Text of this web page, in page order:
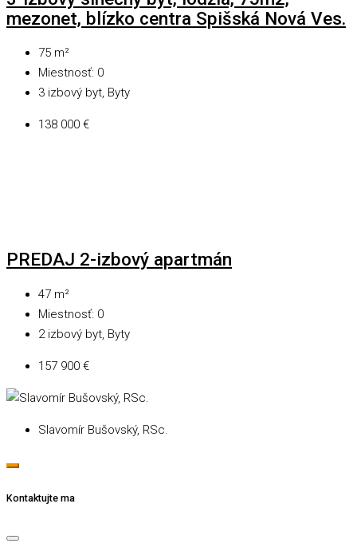
mezonet, blízko centra Spišská Nová Ves.
75 m²
Miestnosť: 0
3 izbový byt, Byty
138 000 €
PREDAJ 2-izbový apartmán
47 m²
Miestnosť: 0
2 izbový byt, Byty
157 900 €
Slavomír Bušovský, RSc.
Kontaktujte ma